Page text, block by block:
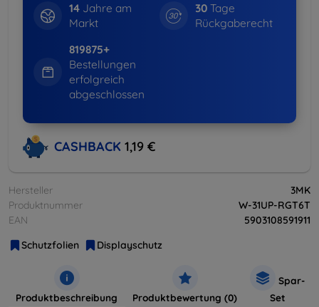
14Jahre am
Markt
30 Tage
Rückgaberecht
819875+
Bestellungen
erfolgreich
abgeschlossen
CASHBACK 1,19 €
Hersteller
3MK
Produktnummer
W-31UP-RGT6T
EAN
5903108591911
Schutzfolien
Displayschutz
Produktbeschreibung Produktbewertung (0)
Spar-
Set